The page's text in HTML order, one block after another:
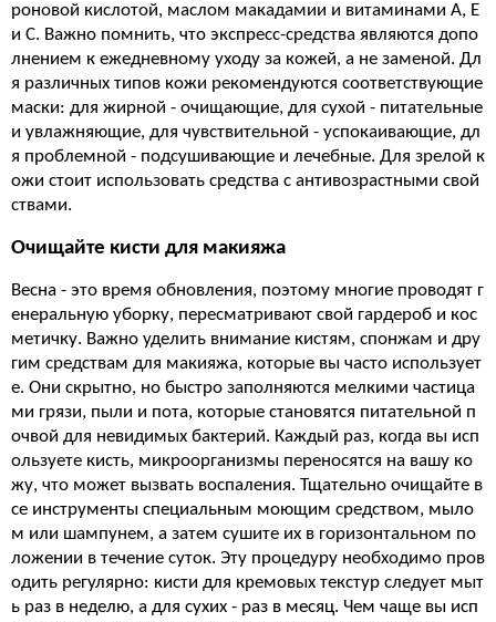
роновой кислотой, маслом макадамии и витаминами А, Е
и С. Важно помнить, что экспресс-средства являются допо
лнением к ежедневному уходу за кожей, а не заменой. Дл
я различных типов кожи рекомендуются соответствующие
маски: для жирной - очищающие, для сухой - питательные
и увлажняющие, для чувствительной - успокаивающие, дл
я проблемной - подсушивающие и лечебные. Для зрелой к
ожи стоит использовать средства с антивозрастными свой
ствами.
Очищайте кисти для макияжа
Весна - это время обновления, поэтому многие проводят г
енеральную уборку, пересматривают свой гардероб и кос
метичку. Важно уделить внимание кистям, спонжам и дру
гим средствам для макияжа, которые вы часто использует
е. Они скрытно, но быстро заполняются мелкими частица
ми грязи, пыли и пота, которые становятся питательной п
очвой для невидимых бактерий. Каждый раз, когда вы исп
ользуете кисть, микроорганизмы переносятся на вашу ко
жу, что может вызвать воспаления. Тщательно очищайте в
се инструменты специальным моющим средством, мыло
м или шампунем, а затем сушите их в горизонтальном по
ложении в течение суток. Эту процедуру необходимо пров
одить регулярно: кисти для кремовых текстур следует мыт
ь раз в неделю, а для сухих - раз в месяц. Чем чаще вы исп